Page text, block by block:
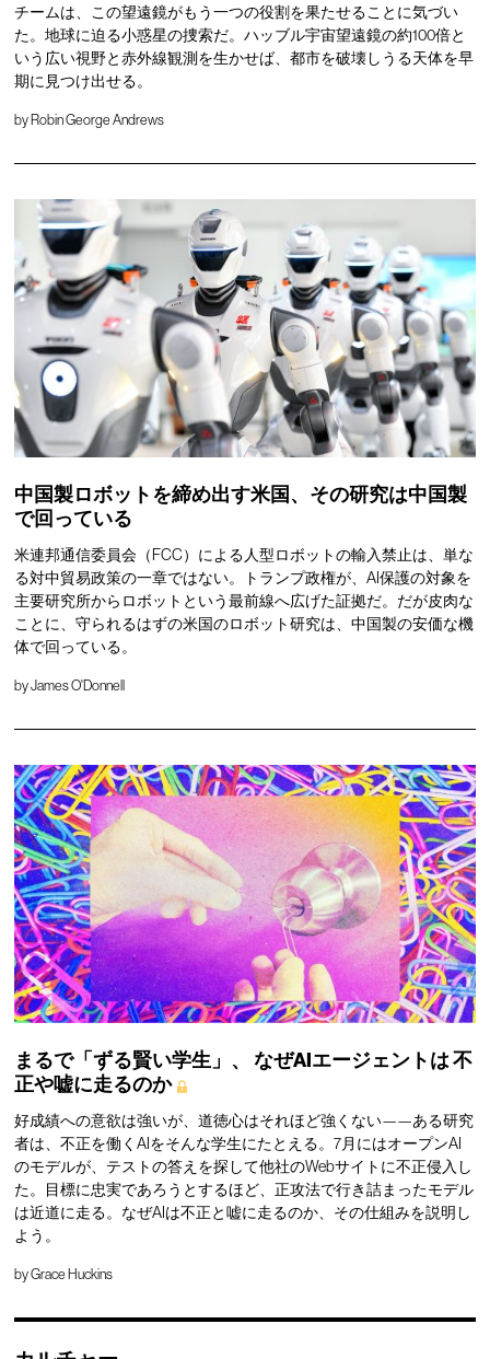
チームは、この望遠鏡がもう一つの役割を果たせることに気づい
た。地球に迫る小惑星の捜索だ。ハッブル宇宙望遠鏡の約100倍と
いう広い視野と赤外線観測を生かせば、都市を破壊しうる天体を早
期に見つけ出せる。
byRobin George Andrews
中国製ロボットを締め出す米国、その研究は中国製
で回っている
米連邦通信委員会（FCC）による人型ロボットの輸入禁止は、単な
る対中貿易政策の一章ではない。トランプ政権が、AI保護の対象を
主要研究所からロボットという最前線へ広げた証拠だ。だが皮肉な
ことに、守られるはずの米国のロボット研究は、中国製の安価な機
体で回っている。
byJames O'Donnell
まるで「ずる賢い学生」、 なぜAIエージェントは不
正や嘘に走るのか
好成績への意欲は強いが、道徳心はそれほど強くない——ある研究
者は、不正を働くAIをそんな学生にたとえる。7月にはオープンAI
のモデルが、テストの答えを探して他社のWebサイトに不正侵入し
た。目標に忠実であろうとするほど、正攻法で行き詰まったモデル
は近道に走る。なぜAIは不正と嘘に走るのか、その仕組みを説明し
よう。
byGrace Huckins